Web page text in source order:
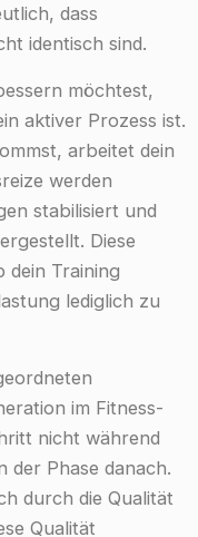
dass
identisch sind.
möchtest,
aktiver Prozess ist.
arbeitet dein
werden
stabilisiert und
Diese
dein Training
lediglich zu
im Fitness-
nicht während
der Phase danach.
durch die Qualität
Qualität